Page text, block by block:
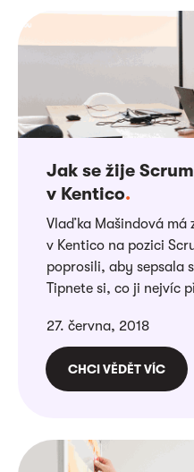
Jak se žije
v Kentico.
Vlaďka Mašindová má
v Kentico na pozici
poprosili, aby sepsala
Tipnete si, co ji nejvíc
27. června, 2018
CHCI VĚDĚT VÍC